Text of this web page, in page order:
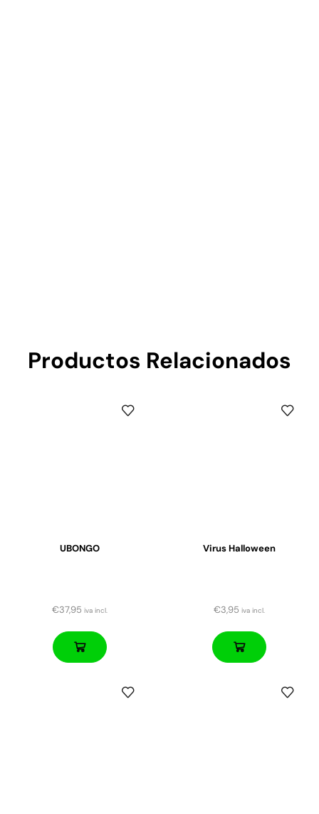
Productos Relacionados
UBONGO
€37,95 iva incl.
Virus Halloween
€3,95 iva incl.